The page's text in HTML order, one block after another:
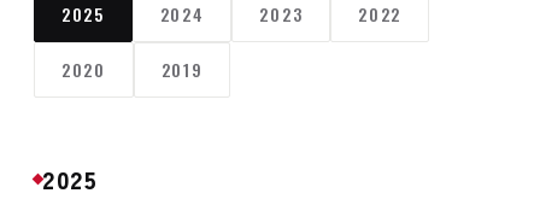
2025 2024 2023 2022
2020 2019
2025